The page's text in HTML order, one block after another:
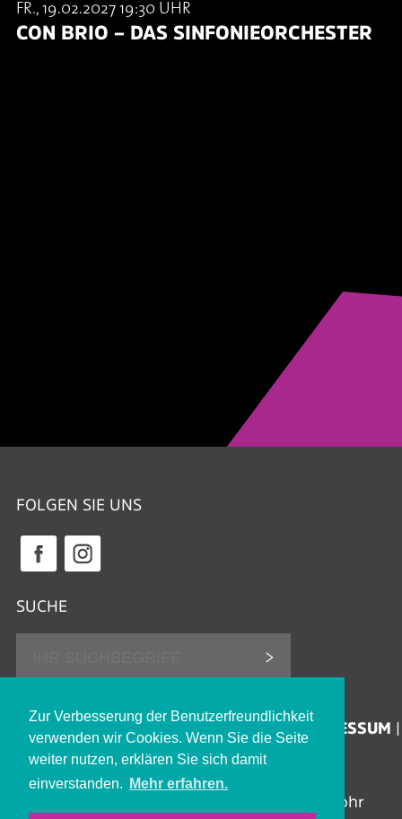
Zur Verbesserung der Benutzerfreundlichkeit
verwenden wir Cookies. Wenn Sie die Seite
weiter nutzen, erklären Sie sich damit
einverstanden.
Mehr erfahren.
FR., 19.02.2027 19:30 UHR
CON BRIO – DAS SINFONIEORCHESTER
FOLGEN SIE UNS
SUCHE
DATENSCHUTZHINWEISE
ERKLÄRUNG ZUR BARRIEREFREIHEIT
IMPRESSUM
Stadthalle Lohr | Jahnstraße 8 | 97816 Lohr